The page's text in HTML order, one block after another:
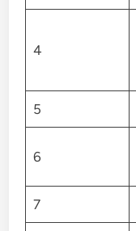
4
5
6
7